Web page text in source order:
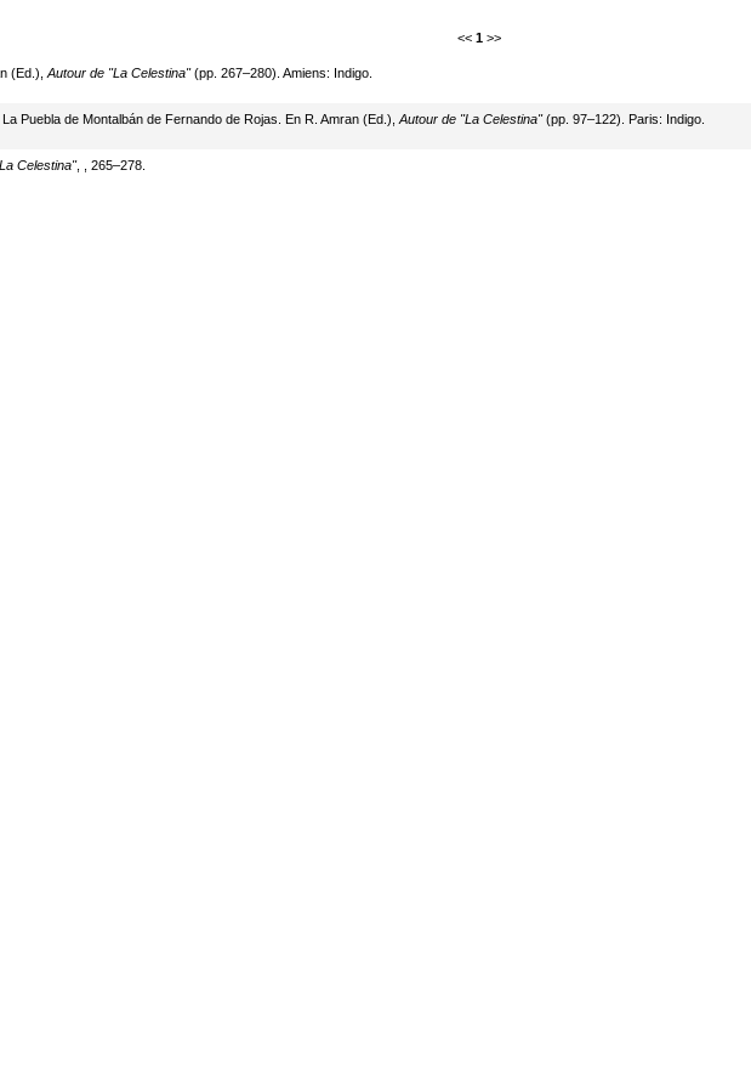
<< 1 >>
(Ed.), Autour de "La Celestina"(pp. 267–280). Amiens: Indigo.
Puebla de Montalbán de Fernando de Rojas. En R. Amran (Ed.), Autour de "La Celestina"(pp. 97–122). Paris: Indigo.
Celestina", , 265–278.